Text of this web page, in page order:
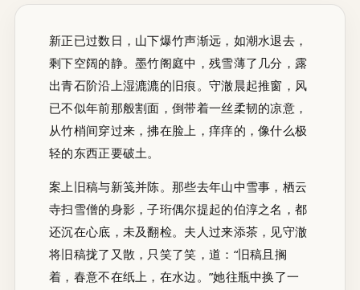
新正已过数日，山下爆竹声渐远，如潮水退去，
剩下空阔的静。墨竹阁庭中，残雪薄了几分，露
出青石阶沿上湿漉漉的旧痕。守澈晨起推窗，风
已不似年前那般割面，倒带着一丝柔韧的凉意，
从竹梢间穿过来，拂在脸上，痒痒的，像什么极
轻的东西正要破土。
案上旧稿与新笺并陈。那些去年山中雪事，栖云
寺扫雪僧的身影，子珩偶尔提起的伯淳之名，都
还沉在心底，未及翻检。夫人过来添茶，见守澈
将旧稿拢了又散，只笑了笑，道：“旧稿且搁
着，春意不在纸上，在水边。”她往瓶中换了一